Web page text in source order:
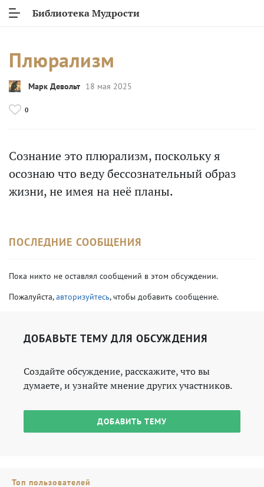
Библиотека Мудрости
Плюрализм
Марк Девольт 18 мая 2025
0
Сознание это плюрализм, поскольку я
осознаю что веду бессознательный образ
жизни, не имея на неё планы.
ПОСЛЕДНИЕ СООБЩЕНИЯ
Пока никто не оставлял сообщений в этом обсуждении.
Пожалуйста,авторизуйтесь, чтобы добавить сообщение.
ДОБАВЬТЕ ТЕМУ ДЛЯ ОБСУЖДЕНИЯ
Создайте обсуждение, расскажите, что вы
думаете, и узнайте мнение других участников.
ДОБАВИТЬ ТЕМУ
Топ пользователей